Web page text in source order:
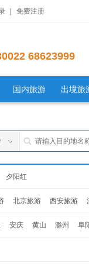
免费注册
68623999
国内旅游 出境旅
夕阳红
北京旅游 西安旅游
西旅游 安徽旅游 湖南
安庆 黄山 滁州 阜